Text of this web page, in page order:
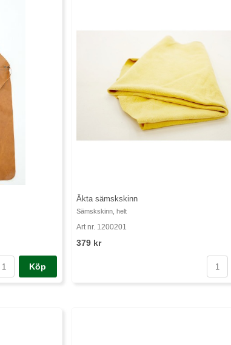
Köp
Äkta sämskskinn
Sämskskinn, helt
Art nr. 1200201
379 kr